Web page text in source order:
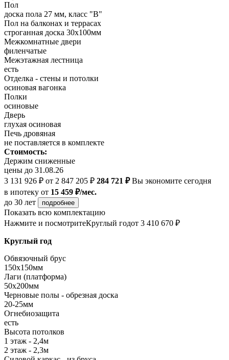
Пол
доска пола 27 мм, класс "B"
Пол на балконах и террасах
строганная доска 30х100мм
Межкомнатные двери
филенчатые
Межэтажная лестница
есть
Отделка - стены и потолки
осиновая вагонка
Полки
осиновые
Дверь
глухая осиновая
Печь дровяная
не поставляется в комплекте
Стоимость:
Держим сниженные
цены до 31.08.26
3 131 926 ₽ от 2 847 205 ₽ 284 721 ₽Вы экономите сегодня
в ипотеку от 15 459 ₽/мес.
до 30 лет
подробнее
Показать всю комплектацию
Нажмите и посмотритеКруглый годот 3 410 670 ₽
Круглый год
Обвязочный брус
150х150мм
Лаги (платформа)
50х200мм
Черновые полы - обрезная доска
20-25мм
Огнебиозащита
есть
Высота потолков
1 этаж - 2,4м
2 этаж - 2,3м